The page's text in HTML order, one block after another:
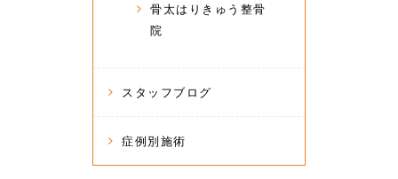
骨太はりきゅう整骨
院
スタッフブログ
症例別施術